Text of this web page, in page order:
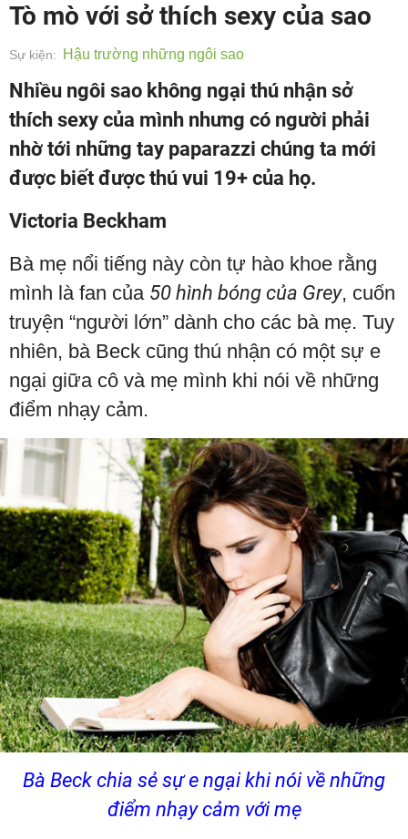
Tò mò với sở thích sexy của sao
Sự kiện: Hậu trường những ngôi sao
Nhiều ngôi sao không ngại thú nhận sở
thích sexy của mình nhưng có người phải
nhờ tới những tay paparazzi chúng ta mới
được biết được thú vui 19+ của họ.
Victoria Beckham
Bà mẹ nổi tiếng này còn tự hào khoe rằng
mình là fan của 50 hình bóng của Grey, cuốn
truyện “người lớn” dành cho các bà mẹ. Tuy
nhiên, bà Beck cũng thú nhận có một sự e
ngại giữa cô và mẹ mình khi nói về những
điểm nhạy cảm.
Bà Beck chia sẻ sự e ngại khi nói về những
điểm nhạy cảm với mẹ